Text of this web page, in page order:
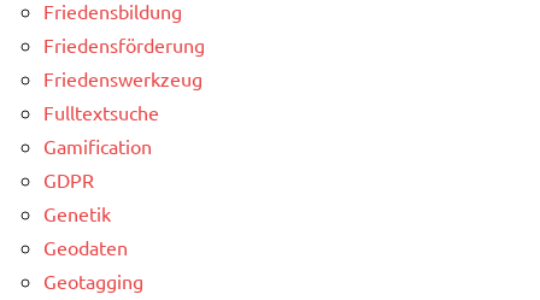
Friedensbildung
Friedensförderung
Friedenswerkzeug
Fulltextsuche
Gamification
GDPR
Genetik
Geodaten
Geotagging